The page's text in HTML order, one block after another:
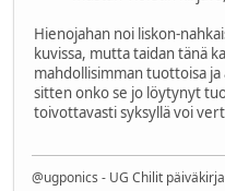
Hienojahan noi liskon-
kuvissa, mutta taidan tänä
mahdollisimman tuottoisa
sitten onko se jo löytynyt
toivottavasti syksyllä voi
@ugponics - UG Chilit